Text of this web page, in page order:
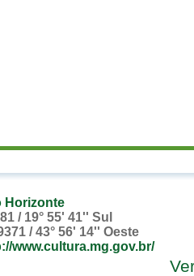
Horizonte
/ 19° 55' 41'' Sul
/ 43° 56' 14'' Oeste
www.cultura.mg.gov.br/